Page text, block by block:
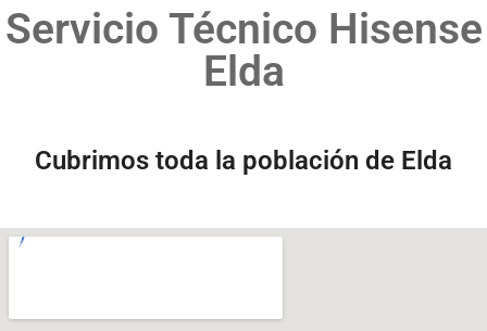
Servicio Técnico Hisense
Elda
Cubrimos toda la población de Elda